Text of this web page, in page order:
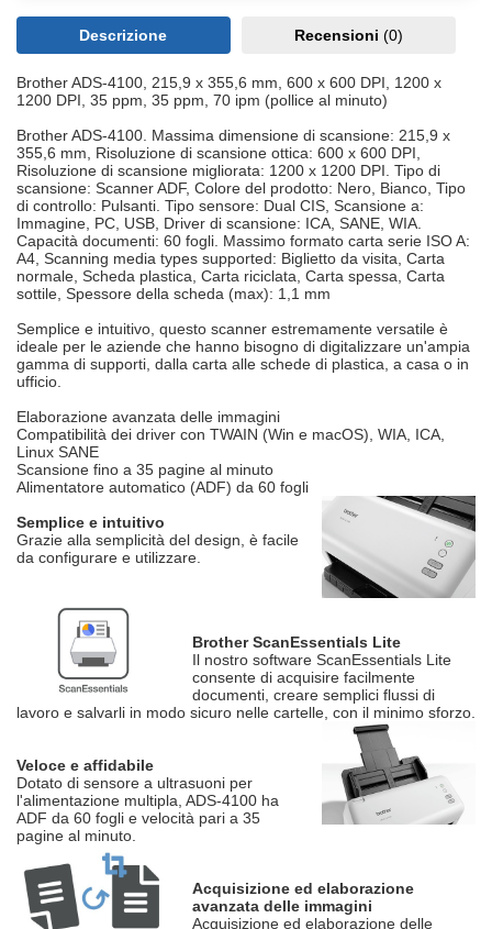
Descrizione Recensioni (0)
Brother ADS-4100, 215,9 x 355,6 mm, 600 x 600 DPI, 1200 x
1200 DPI, 35 ppm, 35 ppm, 70 ipm (pollice al minuto)
Brother ADS-4100. Massima dimensione di scansione: 215,9 x
355,6 mm, Risoluzione di scansione ottica: 600 x 600 DPI,
Risoluzione di scansione migliorata: 1200 x 1200 DPI. Tipo di
scansione: Scanner ADF, Colore del prodotto: Nero, Bianco, Tipo
di controllo: Pulsanti. Tipo sensore: Dual CIS, Scansione a:
Immagine, PC, USB, Driver di scansione: ICA, SANE, WIA.
Capacità documenti: 60 fogli. Massimo formato carta serie ISO A:
A4, Scanning media types supported: Biglietto da visita, Carta
normale, Scheda plastica, Carta riciclata, Carta spessa, Carta
sottile, Spessore della scheda (max): 1,1 mm
Semplice e intuitivo, questo scanner estremamente versatile è
ideale per le aziende che hanno bisogno di digitalizzare un'ampia
gamma di supporti, dalla carta alle schede di plastica, a casa o in
ufficio.
Elaborazione avanzata delle immagini
Compatibilità dei driver con TWAIN (Win e macOS), WIA, ICA,
Linux SANE
Scansione fino a 35 pagine al minuto
Alimentatore automatico (ADF) da 60 fogli
Semplice e intuitivo
Grazie alla semplicità del design, è facile
da configurare e utilizzare.
Brother ScanEssentials Lite
Il nostro software ScanEssentials Lite
consente di acquisire facilmente
documenti, creare semplici flussi di
lavoro e salvarli in modo sicuro nelle cartelle, con il minimo sforzo.
Veloce e affidabile
Dotato di sensore a ultrasuoni per
l'alimentazione multipla, ADS-4100 ha
ADF da 60 fogli e velocità pari a 35
pagine al minuto.
Acquisizione ed elaborazione
avanzata delle immagini
Acquisizione ed elaborazione delle